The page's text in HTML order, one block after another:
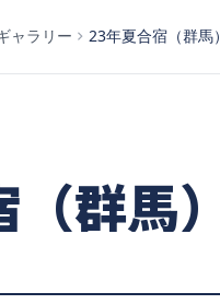
ャラリー 23年夏合宿（群馬）
群馬）